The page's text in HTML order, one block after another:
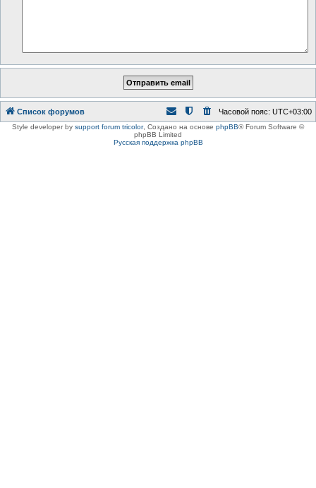
Список форумов Часовой пояс: UTC+03:00
Style developer by support forum tricolor, Создано на основе phpBB® Forum Software ©
phpBB Limited
Русская поддержка phpBB